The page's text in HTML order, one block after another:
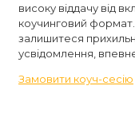
високу віддачу від
коучинговий
залишитеся
усвідомлення,
Замовити коуч-сесію